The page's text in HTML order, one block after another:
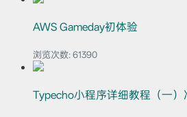
AWS Gameday初体验
浏览次数: 61390
Typecho小程序详细教程（一）